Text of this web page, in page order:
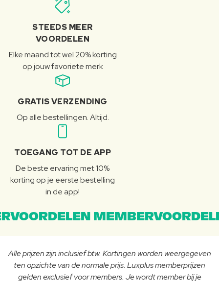
STEEDS MEER
VOORDELEN
Elke maand tot wel 20% korting
op jouw favoriete merk
GRATIS VERZENDING
Op alle bestellingen. Altijd.
TOEGANG TOT DE APP
De beste ervaring met 10%
korting op je eerste bestelling
in de app!
Alle prijzen zijn inclusief btw. Kortingen worden weergegeven
ten opzichte van de normale prijs. Luxplus memberprijzen
gelden exclusief voor members. Je wordt member bij je